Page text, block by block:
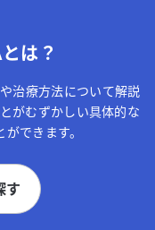
は？
治療方法について解説
がむずかしい具体的な
できます。
す